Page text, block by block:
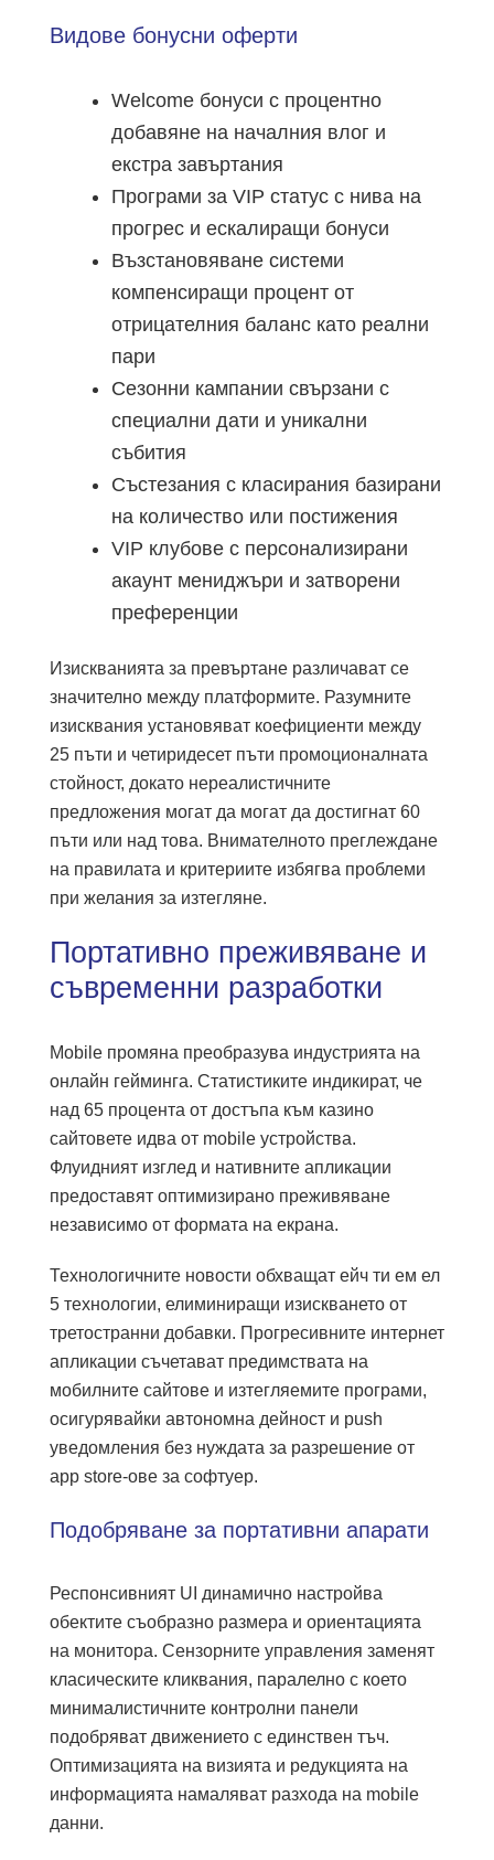
Видове бонусни оферти
Welcome бонуси с процентно
добавяне на началния влог и
екстра завъртания
Програми за VIP статус с нива на
прогрес и ескалиращи бонуси
Възстановяване системи
компенсиращи процент от
отрицателния баланс като реални
пари
Сезонни кампании свързани с
специални дати и уникални
събития
Състезания с класирания базирани
на количество или постижения
VIP клубове с персонализирани
акаунт мениджъри и затворени
преференции
Изискванията за превъртане различават се
значително между платформите. Разумните
изисквания установяват коефициенти между
25 пъти и четиридесет пъти промоционалната
стойност, докато нереалистичните
предложения могат да могат да достигнат 60
пъти или над това. Внимателното преглеждане
на правилата и критериите избягва проблеми
при желания за изтегляне.
Портативно преживяване и
съвременни разработки
Mobile промяна преобразува индустрията на
онлайн гейминга. Статистиките индикират, че
над 65 процента от достъпа към казино
сайтовете идва от mobile устройства.
Флуидният изглед и нативните апликации
предоставят оптимизирано преживяване
независимо от формата на екрана.
Технологичните новости обхващат ейч ти ем ел
5 технологии, елиминиращи изискването от
третостранни добавки. Прогресивните интернет
апликации съчетават предимствата на
мобилните сайтове и изтегляемите програми,
осигурявайки автономна дейност и push
уведомления без нуждата за разрешение от
app store-ове за софтуер.
Подобряване за портативни апарати
Респонсивният UI динамично настройва
обектите съобразно размера и ориентацията
на монитора. Сензорните управления заменят
класическите кликвания, паралелно с което
минималистичните контролни панели
подобряват движението с единствен тъч.
Оптимизацията на визията и редукцията на
информацията намаляват разхода на mobile
данни.